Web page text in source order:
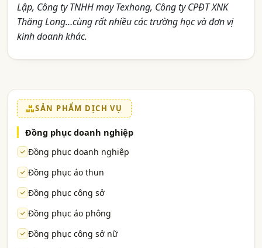
Lập, Công ty TNHH may Texhong, Công ty CPĐT XNK
Thăng Long…cùng rất nhiều các trường học và đơn vị
kinh doanh khác.
SẢN PHẨM DỊCH VỤ
Đồng phục doanh nghiệp
Đồng phục doanh nghiệp
Đồng phục áo thun
Đồng phục công sở
Đồng phục áo phông
Đồng phục công sở nữ